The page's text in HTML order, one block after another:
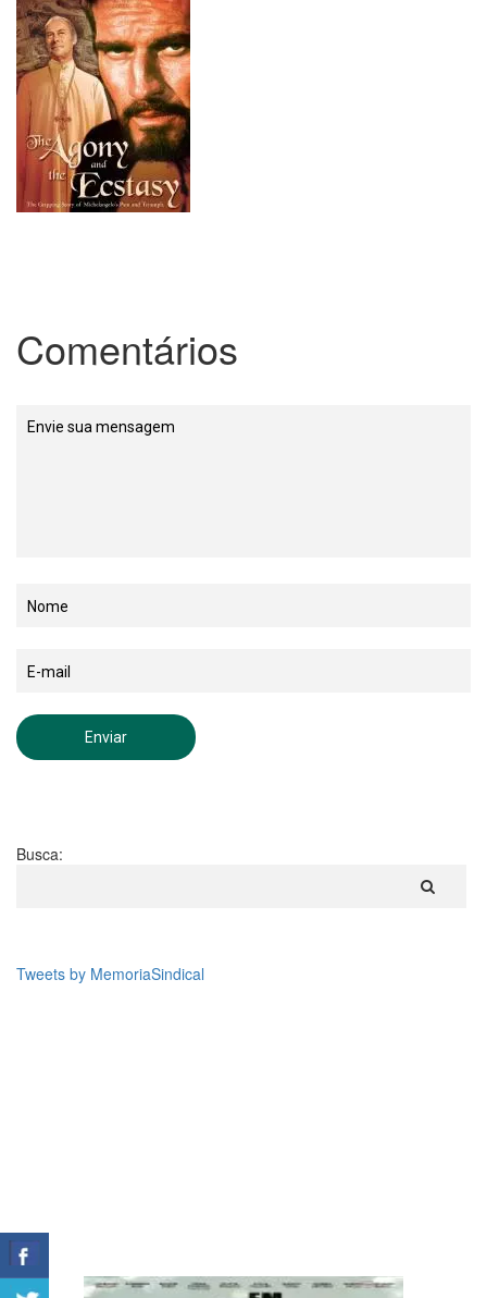
Comentários
Busca:
Tweets by MemoriaSindical